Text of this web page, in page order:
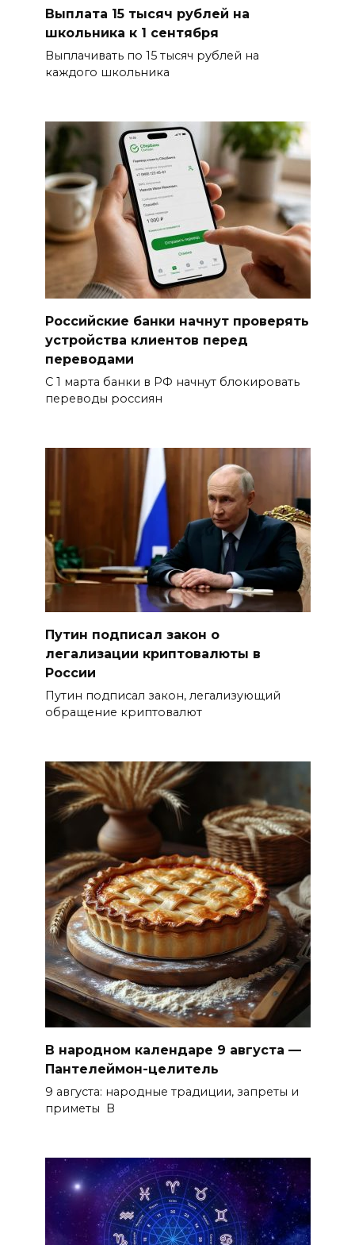
Выплата 15 тысяч рублей на
школьника к 1 сентября
Выплачивать по 15 тысяч рублей на
каждого школьника
Российские банки начнут проверять
устройства клиентов перед
переводами
С 1 марта банки в РФ начнут блокировать
переводы россиян
Путин подписал закон о
легализации криптовалюты в
России
Путин подписал закон, легализующий
обращение криптовалют
В народном календаре 9 августа —
Пантелеймон-целитель
9 августа: народные традиции, запреты и
приметы В